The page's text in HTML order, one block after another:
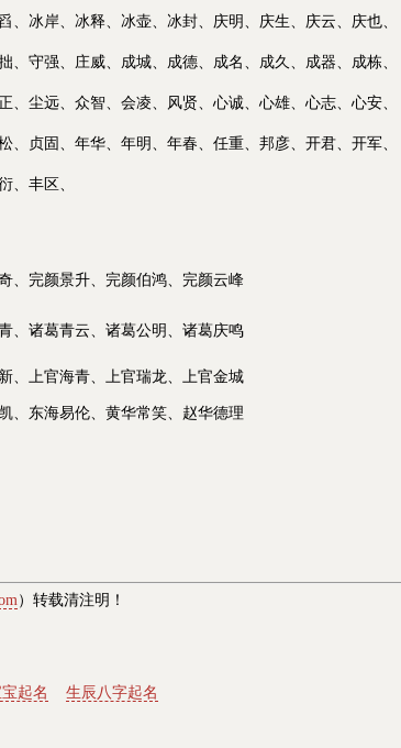
、冰岸、冰释、冰壶、 冰封、庆明、庆生、庆云、庆也、
、守强、庄威、成城、 成德、成名、成久、成器、成栋、
、尘远、 众智、会凌、 风贤、心诚、心雄、心志、心安、
、贞固、年华、年明、年春、任重、邦彦、 开君、开军、
、丰区、
、完颜景升、完颜伯鸿、完颜云峰
、诸葛青云、诸葛公明、诸葛庆鸣
、上官海青、上官瑞龙、上官金城
、东海易伦、黄华常笑、赵华德理
）转载清注明！
起名 生辰八字起名